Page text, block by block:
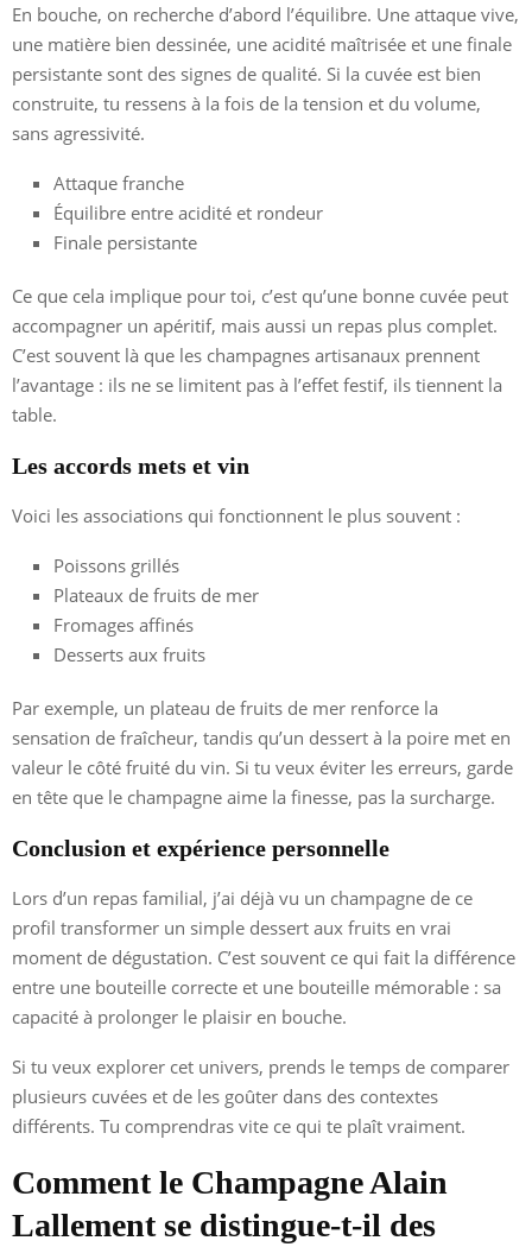
En bouche, on recherche d’abord l’équilibre. Une attaque vive,
une matière bien dessinée, une acidité maîtrisée et une finale
persistante sont des signes de qualité. Si la cuvée est bien
construite, tu ressens à la fois de la tension et du volume,
sans agressivité.
Attaque franche
Équilibre entre acidité et rondeur
Finale persistante
Ce que cela implique pour toi, c’est qu’une bonne cuvée peut
accompagner un apéritif, mais aussi un repas plus complet.
C’est souvent là que les champagnes artisanaux prennent
l’avantage : ils ne se limitent pas à l’effet festif, ils tiennent la
table.
Les accords mets et vin
Voici les associations qui fonctionnent le plus souvent :
Poissons grillés
Plateaux de fruits de mer
Fromages affinés
Desserts aux fruits
Par exemple, un plateau de fruits de mer renforce la
sensation de fraîcheur, tandis qu’un dessert à la poire met en
valeur le côté fruité du vin. Si tu veux éviter les erreurs, garde
en tête que le champagne aime la finesse, pas la surcharge.
Conclusion et expérience personnelle
Lors d’un repas familial, j’ai déjà vu un champagne de ce
profil transformer un simple dessert aux fruits en vrai
moment de dégustation. C’est souvent ce qui fait la différence
entre une bouteille correcte et une bouteille mémorable : sa
capacité à prolonger le plaisir en bouche.
Si tu veux explorer cet univers, prends le temps de comparer
plusieurs cuvées et de les goûter dans des contextes
différents. Tu comprendras vite ce qui te plaît vraiment.
Comment le Champagne Alain
Lallement se distingue-t-il des